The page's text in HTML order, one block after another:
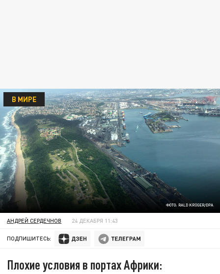
ФОТО: RALD KRÜGER/DPA
В МИРЕ
АНДРЕЙ СЕРДЕЧНОВ 24 ДЕКАБРЯ 11:43
ПОДПИШИТЕСЬ:
Плохие условия в портах Африки: